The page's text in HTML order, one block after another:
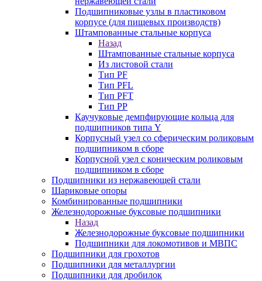
Подшипниковые узлы в пластиковом
корпусе (для пищевых производств)
Штампованные стальные корпуса
Назад
Штампованные стальные корпуса
Из листовой стали
Тип PF
Тип PFL
Тип PFT
Тип PP
Каучуковые демпфирующие кольца для
подшипников типа Y
Корпусный узел со сферическим роликовым
подшипником в сборе
Корпусной узел с коническим роликовым
подшипником в сборе
Подшипники из нержавеющей стали
Шариковые опоры
Комбинированные подшипники
Железнодорожные буксовые подшипники
Назад
Железнодорожные буксовые подшипники
Подшипники для локомотивов и МВПС
Подшипники для грохотов
Подшипники для металлургии
Подшипники для дробилок